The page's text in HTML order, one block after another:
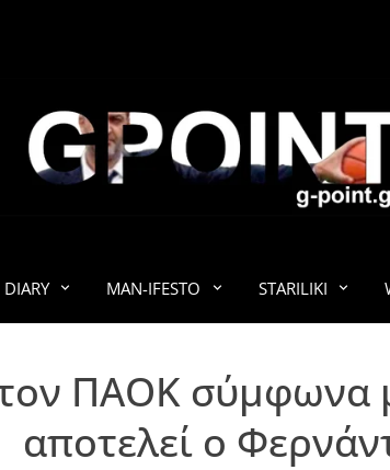
G-
MAN-IFESTO STARILIKI
ΠΑΟΚ σύμφωνα με
αποτελεί ο